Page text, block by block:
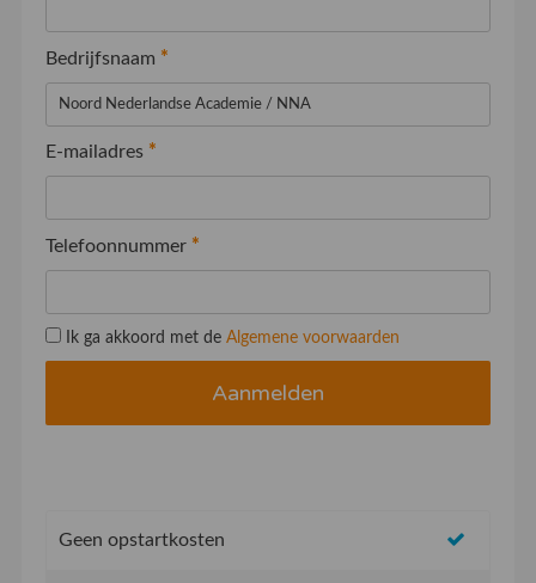
Bedrijfsnaam *
E-mailadres *
Telefoonnummer *
Ik ga akkoord met de Algemene voorwaarden
Geen opstartkosten